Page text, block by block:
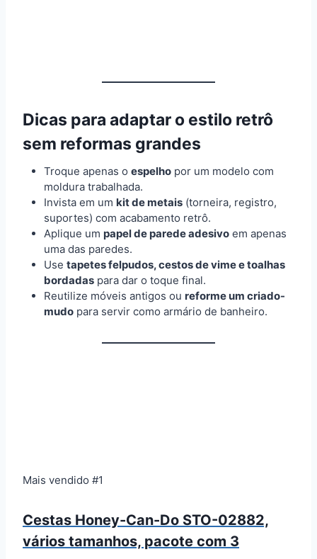
Dicas para adaptar o estilo retrô
sem reformas grandes
Troque apenas o espelho por um modelo com
moldura trabalhada.
Invista em um kit de metais (torneira, registro,
suportes) com acabamento retrô.
Aplique um papel de parede adesivo em apenas
uma das paredes.
Use tapetes felpudos, cestos de vime e toalhas
bordadas para dar o toque final.
Reutilize móveis antigos ou reforme um criado-
mudo para servir como armário de banheiro.
Mais vendido #1
Cestas Honey-Can-Do STO-02882,
vários tamanhos, pacote com 3